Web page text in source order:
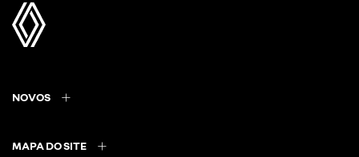
NOVOS
MAPA DO SITE